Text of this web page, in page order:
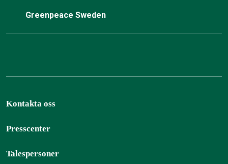
Greenpeace Sweden
Kontakta oss
Presscenter
Talespersoner